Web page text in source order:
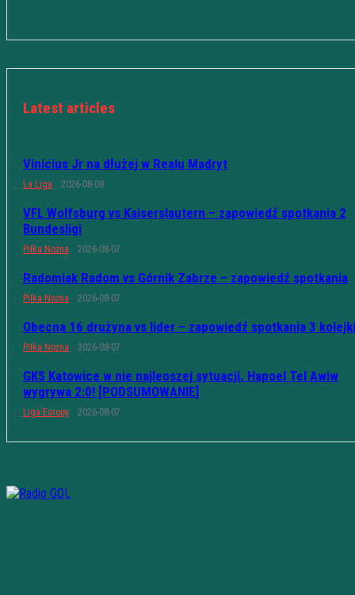
Latest articles
Vinicius Jr na dłużej w Realu Madryt
La Liga 2026-08-08
VFL Wolfsburg vs Kaiserslautern – zapowiedź spotkania 2
Bundesligi
Piłka Nożna 2026-08-07
Radomiak Radom vs Górnik Zabrze – zapowiedź spotkania
Piłka Nożna 2026-08-07
Obecna 16 drużyna vs lider – zapowiedź spotkania 3 kolejki
Piłka Nożna 2026-08-07
GKS Katowice w nie najleoszej sytuacji. Hapoel Tel Awiw
wygrywa 2:0! [PODSUMOWANIE]
Liga Europy 2026-08-07